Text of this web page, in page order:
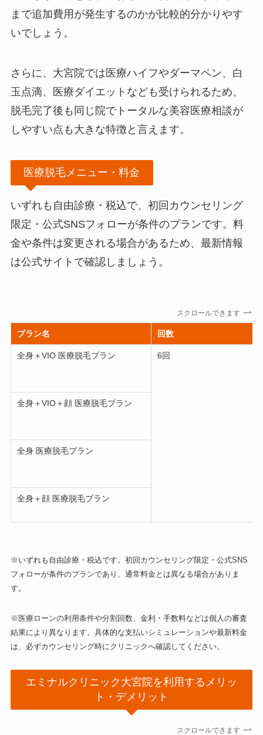
まで追加費用が発生するのかが比較的分かりやす
いでしょう。
さらに、大宮院では医療ハイフやダーマペン、白
玉点滴、医療ダイエットなども受けられるため、
脱毛完了後も同じ院でトータルな美容医療相談が
しやすい点も大きな特徴と言えます。
医療脱毛メニュー・料金
いずれも自由診療・税込で、初回カウンセリング
限定・公式SNSフォローが条件のプランです。料
金や条件は変更される場合があるため、最新情報
は公式サイトで確認しましょう。
スクロールできます
プラン名 回数
全身＋VIO 医療脱毛プラン 6回
全身＋VIO＋顔 医療脱毛プラン
全身 医療脱毛プラン
全身＋顔 医療脱毛プラン
※いずれも自由診療・税込です。初回カウンセリング限定・公式SNS
フォローが条件のプランであり、通常料金とは異なる場合がありま
す。
※医療ローンの利用条件や分割回数、金利・手数料などは個人の審査
結果により異なります。具体的な支払いシミュレーションや最新料金
は、必ずカウンセリング時にクリニックへ確認してください。
エミナルクリニック大宮院を利用するメリッ
ト・デメリット
スクロールできます